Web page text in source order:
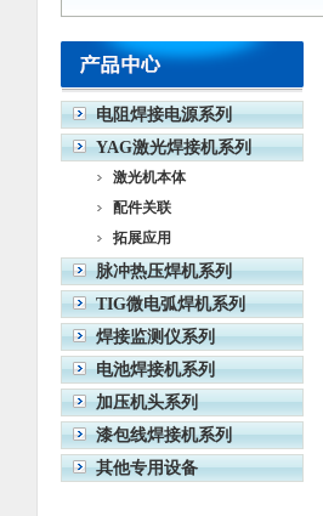
电阻焊接电源系列
YAG激光焊接机系列
激光机本体
配件关联
拓展应用
脉冲热压焊机系列
TIG微电弧焊机系列
焊接监测仪系列
电池焊接机系列
加压机头系列
漆包线焊接机系列
其他专用设备